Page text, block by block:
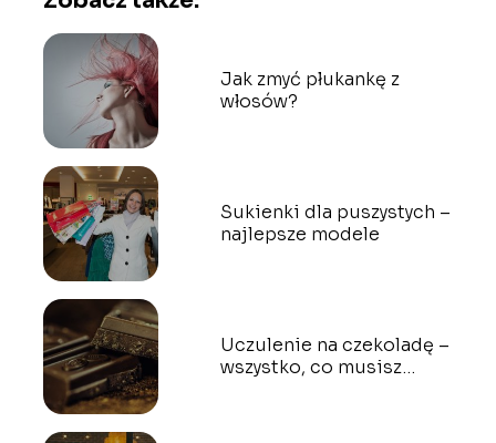
Jak zmyć płukankę z
włosów?
Sukienki dla puszystych –
najlepsze modele
Uczulenie na czekoladę –
wszystko, co musisz